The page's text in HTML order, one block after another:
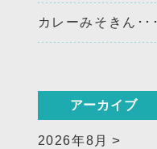
カレーみそきん･･･
アーカイブ
2026年8月